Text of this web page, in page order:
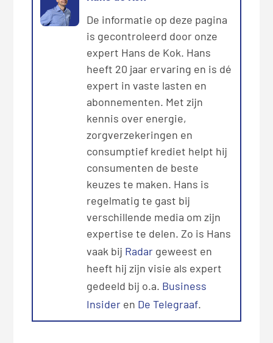
De informatie op deze pagina
is gecontroleerd door onze
expert Hans de Kok. Hans
heeft 20 jaar ervaring en is dé
expert in vaste lasten en
abonnementen. Met zijn
kennis over energie,
zorgverzekeringen en
consumptief krediet helpt hij
consumenten de beste
keuzes te maken. Hans is
regelmatig te gast bij
verschillende media om zijn
expertise te delen. Zo is Hans
vaak bij Radar geweest en
heeft hij zijn visie als expert
gedeeld bij o.a. Business
Insider en De Telegraaf.